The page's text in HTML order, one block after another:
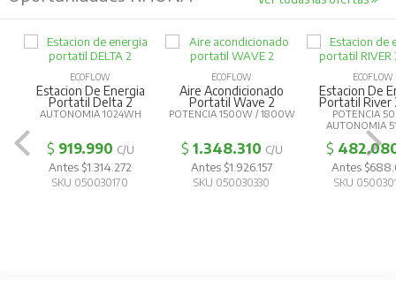
ECOFLOW
Estacion De Energia
Portatil Delta 2
AUTONOMIA 1024WH
$ 919.990 C/U
Antes $1.314.272
SKU 050030170
ECOFLOW
Aire Acondicionado
Portatil Wave 2
POTENCIA 1500W / 1800W
$ 1.348.310 C/U
Antes $1.926.157
SKU 050030330
ECOFLOW
Estacion De
Portatil River
POTENCIA
AUTONOMIA
$
Antes
SKU